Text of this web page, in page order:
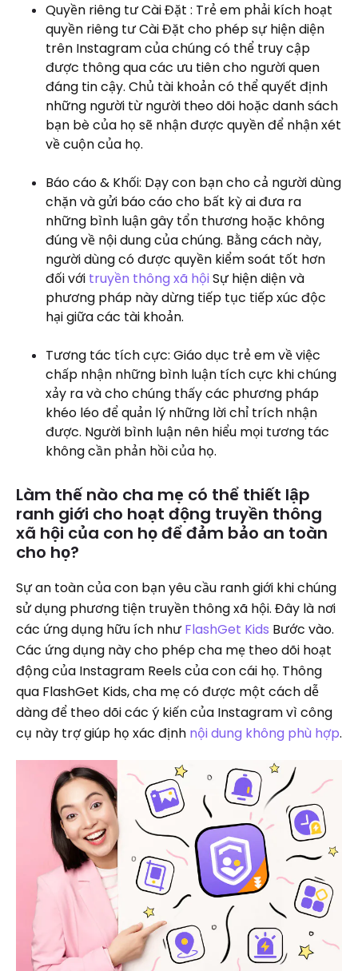
Quyền riêng tư Cài Đặt : Trẻ em phải kích hoạt
quyền riêng tư Cài Đặt cho phép sự hiện diện
trên Instagram của chúng có thể truy cập
được thông qua các ưu tiên cho người quen
đáng tin cậy. Chủ tài khoản có thể quyết định
những người từ người theo dõi hoặc danh sách
bạn bè của họ sẽ nhận được quyền để nhận xét
về cuộn của họ.
Báo cáo & Khối: Dạy con bạn cho cả người dùng
chặn và gửi báo cáo cho bất kỳ ai đưa ra
những bình luận gây tổn thương hoặc không
đúng về nội dung của chúng. Bằng cách này,
người dùng có được quyền kiểm soát tốt hơn
đối với truyền thông xã hộiSự hiện diện và
phương pháp này dừng tiếp tục tiếp xúc độc
hại giữa các tài khoản.
Tương tác tích cực: Giáo dục trẻ em về việc
chấp nhận những bình luận tích cực khi chúng
xảy ra và cho chúng thấy các phương pháp
khéo léo để quản lý những lời chỉ trích nhận
được. Người bình luận nên hiểu mọi tương tác
không cần phản hồi của họ.
Làm thế nào cha mẹ có thể thiết lập
ranh giới cho hoạt động truyền thông
xã hội của con họ để đảm bảo an toàn
cho họ?
Sự an toàn của con bạn yêu cầu ranh giới khi chúng
sử dụng phương tiện truyền thông xã hội. Đây là nơi
các ứng dụng hữu ích nhưFlashGet Kids Bước vào.
Các ứng dụng này cho phép cha mẹ theo dõi hoạt
động của Instagram Reels của con cái họ. Thông
qua FlashGet Kids, cha mẹ có được một cách dễ
dàng để theo dõi các ý kiến ​​của Instagram vì công
cụ này trợ giúp họ xác định nội dung không phù hợp.